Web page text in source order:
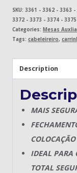
SKU: 3361 - 3362 - 3363
3372 - 3373 - 3374 -
Categories: Mesas
Tags: cabeleireiro,
Description
MAIS
IDEAL PARA
TOTAL